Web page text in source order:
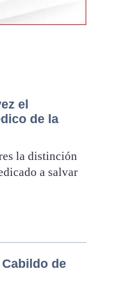
el
de la
la distinción
a salvar
de